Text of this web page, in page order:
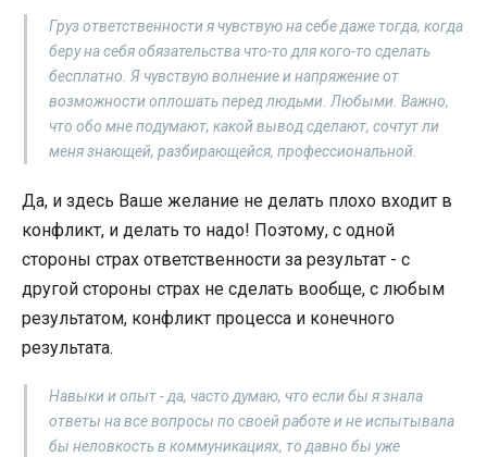
Груз ответственности я чувствую на себе даже тогда, когда
беру на себя обязательства что-то для кого-то сделать
бесплатно. Я чувствую волнение и напряжение от
возможности оплошать перед людьми. Любыми. Важно,
что обо мне подумают, какой вывод сделают, сочтут ли
меня знающей, разбирающейся, профессиональной.
Да, и здесь Ваше желание не делать плохо входит в
конфликт, и делать то надо! Поэтому, с одной
стороны страх ответственности за результат - с
другой стороны страх не сделать вообще, с любым
результатом, конфликт процесса и конечного
результата.
Навыки и опыт - да, часто думаю, что если бы я знала
ответы на все вопросы по своей работе и не испытывала
бы неловкость в коммуникациях, то давно бы уже